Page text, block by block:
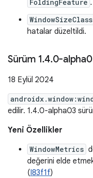
FoldingFeature
WindowSizeClass
hatalar düzeltildi.
Sürüm 1.4.0-
18 Eylül 2024
edilir. 1.4.0-alpha03
Yeni Özellikler
WindowMetrics
değerini elde
(I83f1f)